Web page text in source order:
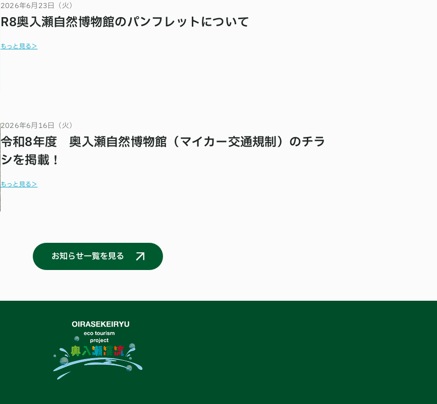
2026年6月23日（火）
R8奥入瀬自然博物館のパンフレットについて
もっと見る＞
2026年6月16日（火）
令和8年度 奥入瀬自然博物館（マイカー交通規制）のチラ
シを掲載！
もっと見る＞
お知らせ一覧を見る